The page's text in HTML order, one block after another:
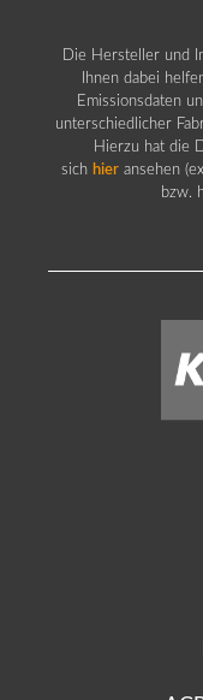
Die Hersteller und
Ihnen dabei
Emissionsdaten
unterschiedlicher
Hierzu hat die
sich hier ansehen
bzw.